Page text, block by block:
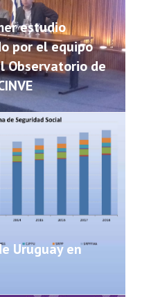
estudio
por el equipo
Observatorio de
Uruguay en